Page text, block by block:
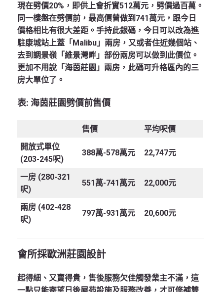
現在劈價20%，即供上會折實512萬元，劈價過百萬。
同一樓盤在劈價前，最高價曾做到741萬元，跟今日
價格相比有很大差距。手持此銀碼，今日可以改為進
駐康城站上蓋「Malibu」兩房，又或者住近幾個站、
去到調景嶺「維景灣畔」部份兩房可以做到此價位。
更加不用說「海茵莊園」兩房，此碼可升格區內的三
房大單位了。
表: 海茵莊園劈價前售價
售價
平均呎價
開放式單位
(203-245呎)
388萬-578萬元 22,747元
一房 (280-321
呎)
551萬-741萬元 22,000元
兩房 (402-428
呎)
797萬-931萬元 20,600元
會所採歐洲莊園設計
起得細、又賣得貴，售後服務欠佳觸發業主不滿，這
一點只能寄望日後屋苑設施及服務改善，才可修補雙